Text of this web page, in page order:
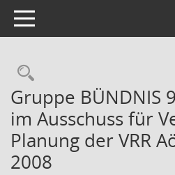
Toggle navigation
Rechercheauswahl
Gruppe BÜNDNIS
im Ausschuss für
Planung der VRR
2008